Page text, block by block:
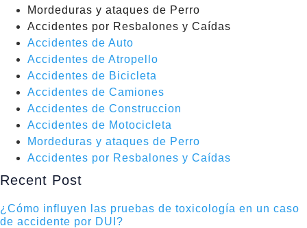
Mordeduras y ataques de Perro
Accidentes por Resbalones y Caídas
Accidentes de Auto
Accidentes de Atropello
Accidentes de Bicicleta
Accidentes de Camiones
Accidentes de Construccion
Accidentes de Motocicleta
Mordeduras y ataques de Perro
Accidentes por Resbalones y Caídas
Recent Post
¿Cómo influyen las pruebas de toxicología en un caso
de accidente por DUI?